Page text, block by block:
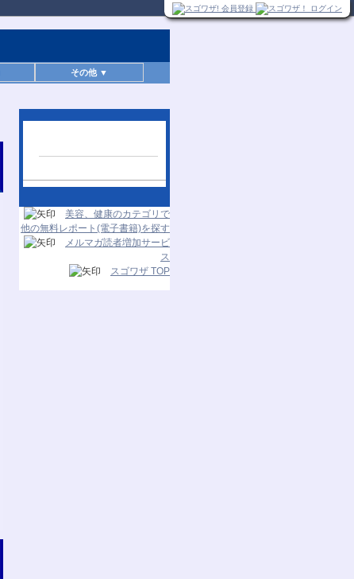
その他 ▼
美容、健康のカテゴリで
他の無料レポート(電子書籍)を探す
メルマガ読者増加サービ
ス
スゴワザ TOP